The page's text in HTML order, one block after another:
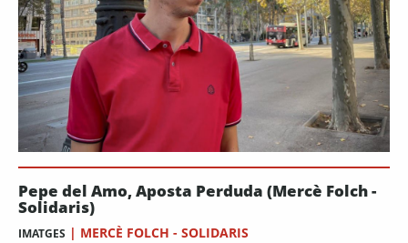
Pepe del Amo, Aposta Perduda (Mercè Folch -
Solidaris)
IMATGES | MERCÈ FOLCH - SOLIDARIS